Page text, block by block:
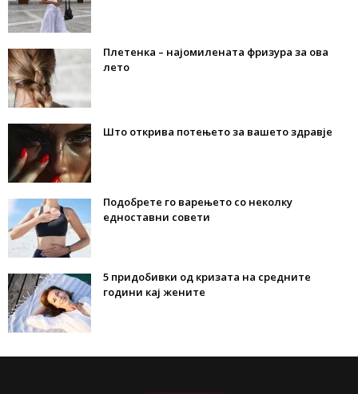
Плетенка – најомилената фризура за ова
лето
Што открива потењето за вашето здравје
Подобрете го варењето со неколку
едноставни совети
5 придобивки од кризата на средните
години кај жените